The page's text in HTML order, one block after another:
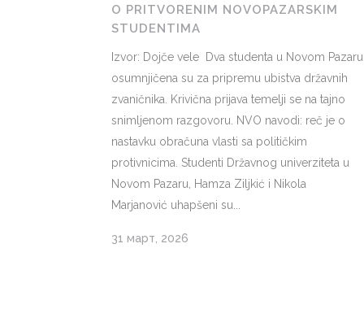
O PRITVORENIM NOVOPAZARSKIM
STUDENTIMA
Izvor: Dojče vele Dva studenta u Novom Pazaru
osumnjičena su za pripremu ubistva državnih
zvaničnika. Krivična prijava temelji se na tajno
snimljenom razgovoru. NVO navodi: reč je o
nastavku obračuna vlasti sa političkim
protivnicima. Studenti Državnog univerziteta u
Novom Pazaru, Hamza Ziljkić i Nikola
Marjanović uhapšeni su...
31 март, 2026